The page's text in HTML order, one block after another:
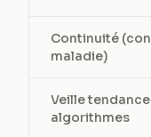
Continuité
maladie)
Veille
algorithmes